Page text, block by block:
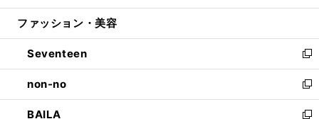
開
ウ
開
く
ン
ウ
で
開
く
ウ
ン
ド
ウ
で
開
く
ファッション・美容
Seventeen
新
し
い
ウ
ィ
non-no
新
し
BAILA